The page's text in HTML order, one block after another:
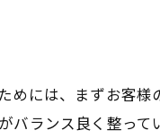
めには、まずお客様
バランス良く整って